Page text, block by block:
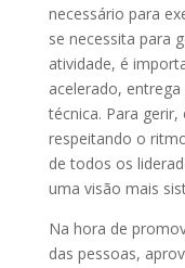
necessário para
se necessita para
atividade, é
acelerado,
técnica. Para
respeitando o
de todos os
uma visão mais
Na hora de
das pessoas,